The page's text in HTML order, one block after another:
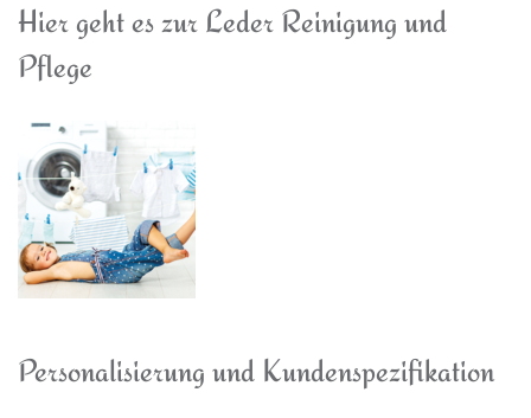
Hier geht es zur Leder Reinigung und
Pflege
Personalisierung und Kundenspezifikation